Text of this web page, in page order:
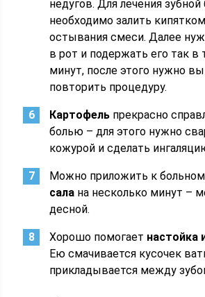
недугов. Для лечения зубной
необходимо залить
остывания смеси. Далее
в рот и подержать его так в
минут, после этого нужно
повторить процедуру.
Картофель прекрасно
болью – для этого нужно
кожурой и сделать
Можно приложить к
сала на несколько минут –
десной.
Хорошо помогает настойка
Ею смачивается кусочек
прикладывается между